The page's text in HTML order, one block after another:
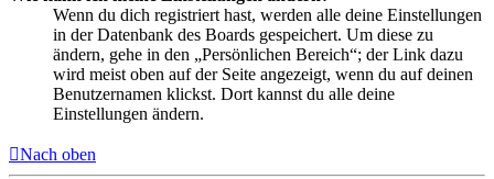
Wenn du dich registriert hast, werden alle deine Einstellungen
in der Datenbank des Boards gespeichert. Um diese zu
ändern, gehe in den „Persönlichen Bereich“; der Link dazu
wird meist oben auf der Seite angezeigt, wenn du auf deinen
Benutzernamen klickst. Dort kannst du alle deine
Einstellungen ändern.
Nach oben